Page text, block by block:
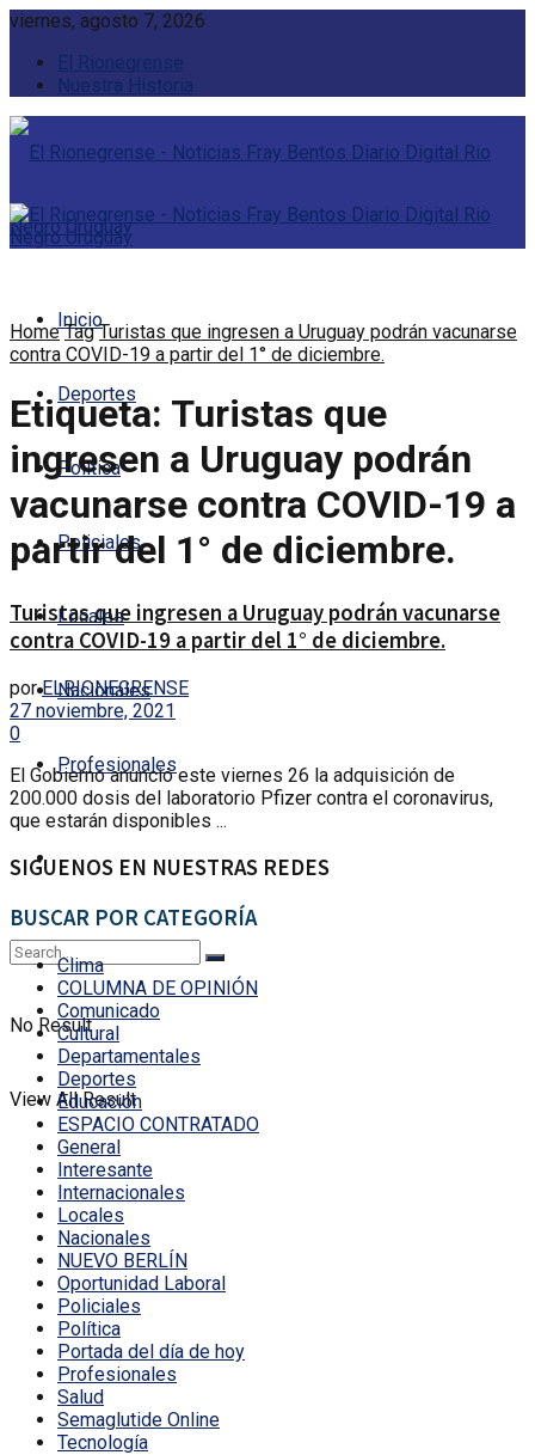
viernes, agosto 7, 2026
El Rionegrense
Nuestra Historia
Inicio
Deportes
Política
Policiales
Locales
Nacionales
Profesionales
No Result
View All Result
Home Tag Turistas que ingresen a Uruguay podrán vacunarse
contra COVID-19 a partir del 1° de diciembre.
Etiqueta: Turistas que
ingresen a Uruguay podrán
vacunarse contra COVID-19 a
partir del 1° de diciembre.
Turistas que ingresen a Uruguay podrán vacunarse
contra COVID-19 a partir del 1° de diciembre.
por ELRIONEGRENSE
27 noviembre, 2021
0
El Gobierno anunció este viernes 26 la adquisición de
200.000 dosis del laboratorio Pfizer contra el coronavirus,
que estarán disponibles ...
SIGUENOS EN NUESTRAS REDES
BUSCAR POR CATEGORÍA
Clima
COLUMNA DE OPINIÓN
Comunicado
Cultural
Departamentales
Deportes
Educación
ESPACIO CONTRATADO
General
Interesante
Internacionales
Locales
Nacionales
NUEVO BERLÍN
Oportunidad Laboral
Policiales
Política
Portada del día de hoy
Profesionales
Salud
Semaglutide Online
Tecnología